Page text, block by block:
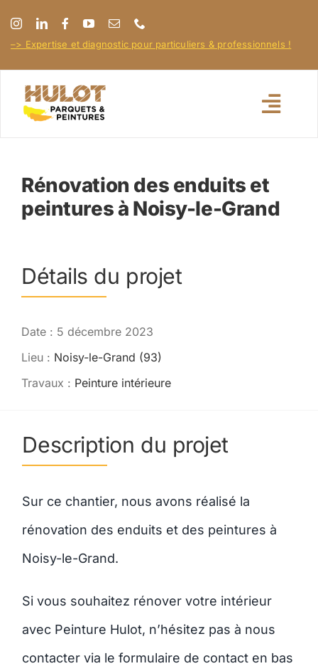
–> Expertise et diagnostic pour particuliers & professionnels !
À propos
Nos conseils
Rénovation des enduits et
peintures à Noisy-le-Grand
Détails du projet
Date : 5 décembre 2023
Lieu : Noisy-le-Grand (93)
Travaux : Peinture intérieure
Description du projet
Sur ce chantier, nous avons réalisé la
rénovation des enduits et des peintures à
Noisy-le-Grand.
Si vous souhaitez rénover votre intérieur
avec Peinture Hulot, n’hésitez pas à nous
contacter via le formulaire de contact en bas